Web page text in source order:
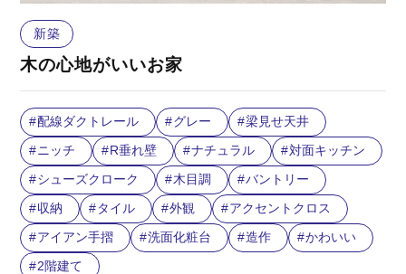
新築
木の心地がいいお家
配線ダクトレール グレー
梁見せ天井
ニッチ
R垂れ壁 ナチュラル
対面キッチン
シューズクローク
木目調
バントリー
収納
タイル 外観
アクセントクロス
アイアン手摺
洗面化粧台 造作
かわいい
2階建て